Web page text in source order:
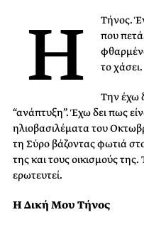
Η
Τήνος.
που
το χάσει.
Την έχω
“ανάπτυξη”. Έχω δει πως
ηλιοβασιλέματα του
τη Σύρο βάζοντας φωτιά
της και τους οικισμούς
ερωτευτεί.
Η Δική Μου Τήνος